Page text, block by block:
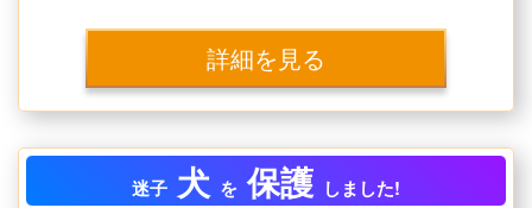
詳細を見る
迷子 犬 を 保護 しました!